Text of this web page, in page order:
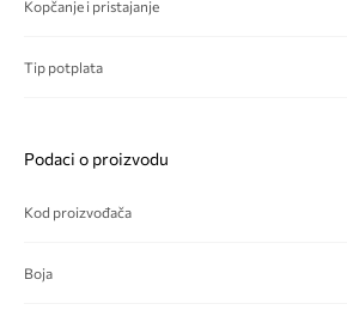
Kopčanje i pristajanje
Tip potplata
Podaci o proizvodu
Kod proizvođača
Boja